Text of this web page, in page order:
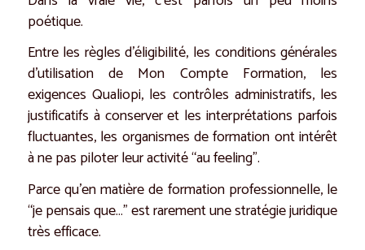
poétique.
Entre les règles d’éligibilité, les conditions générales
d’utilisation de Mon Compte Formation, les
exigences Qualiopi, les contrôles administratifs, les
justificatifs à conserver et les interprétations parfois
fluctuantes, les organismes de formation ont intérêt
à ne pas piloter leur activité “au feeling”.
Parce qu’en matière de formation professionnelle, le
“je pensais que…” est rarement une stratégie juridique
très efficace.